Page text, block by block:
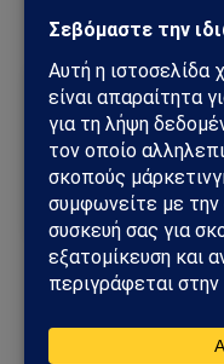
Ακολούθησε
Πρόσθεσε το Sahiel ως
πρώτος τις
Add
ΣΑΒΒΑ ΙΑΚΩΒΙΔΗ